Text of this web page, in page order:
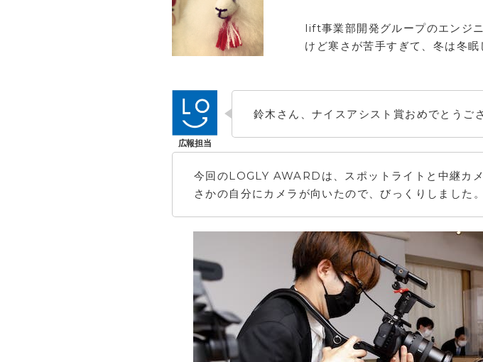
lift事業部開発グループのエンジ
けど寒さが苦手すぎて、冬は冬眠
鈴木さん、ナイスアシスト賞おめでとうご
今回のLOGLY AWARDは、スポットライトと中継カ
さかの自分にカメラが向いたので、びっくりしました。